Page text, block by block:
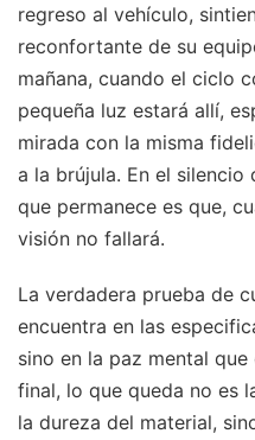
regreso al vehículo,
reconfortante de su
mañana, cuando el ciclo
pequeña luz estará allí,
mirada con la misma
a la brújula. En el
que permanece es que,
visión no fallará.
La verdadera prueba de
encuentra en las
sino en la paz mental
final, lo que queda no es
la dureza del material,